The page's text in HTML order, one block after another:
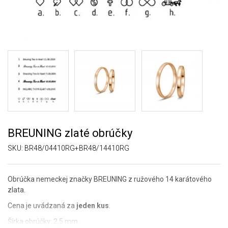
BREUNING zlaté obrúčky
SKU: BR48/04410RG+BR48/14410RG
Obrúčka nemeckej značky BREUNING z ružového 14 karátového
zlata.
Cena je uvádzaná za jeden kus
Šírka obrúčky: 2,5 mm.